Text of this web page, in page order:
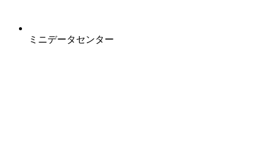
ミニデータセンター